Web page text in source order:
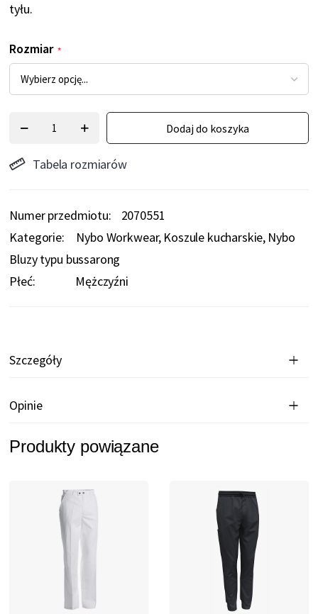
tyłu.
Rozmiar
Dodaj do koszyka
Tabela rozmiarów
Numer przedmiotu
2070551
Kategorie:
Nybo Workwear Koszule kucharskie Nybo
Bluzy typu bussarong
Płeć:
Mężczyźni
Szczegóły
Opinie
Produkty powiązane